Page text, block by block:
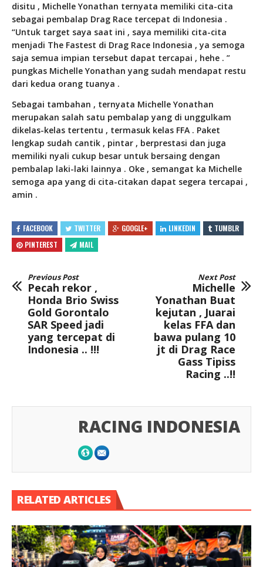
disitu , Michelle Yonathan ternyata memiliki cita-cita
sebagai pembalap Drag Race tercepat di Indonesia .
“Untuk target saya saat ini , saya memiliki cita-cita
menjadi The Fastest di Drag Race Indonesia , ya semoga
saja semua impian tersebut dapat tercapai , hehe . ”
pungkas Michelle Yonathan yang sudah mendapat restu
dari kedua orang tuanya .
Sebagai tambahan , ternyata Michelle Yonathan
merupakan salah satu pembalap yang di unggulkam
dikelas-kelas tertentu , termasuk kelas FFA . Paket
lengkap sudah cantik , pintar , berprestasi dan juga
memiliki nyali cukup besar untuk bersaing dengan
pembalap laki-laki lainnya . Oke , semangat ka Michelle
semoga apa yang di cita-citakan dapat segera tercapai ,
amin .
FACEBOOK TWITTER GOOGLE+ LINKEDIN
TUMBLR
PINTEREST
MAIL
Previous Post
Pecah rekor ,
Honda Brio Swiss
Gold Gorontalo
SAR Speed jadi
yang tercepat di
Indonesia .. !!!
Next Post
Michelle
Yonathan Buat
kejutan , Juarai
kelas FFA dan
bawa pulang 10
jt di Drag Race
Gass Tipiss
Racing ..!!
RACING INDONESIA
RELATED ARTICLES